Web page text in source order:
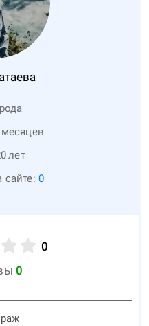
лет
сайте: 0
0
0